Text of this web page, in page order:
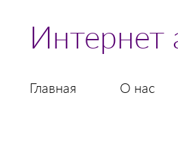
Интернет
Главная О нас